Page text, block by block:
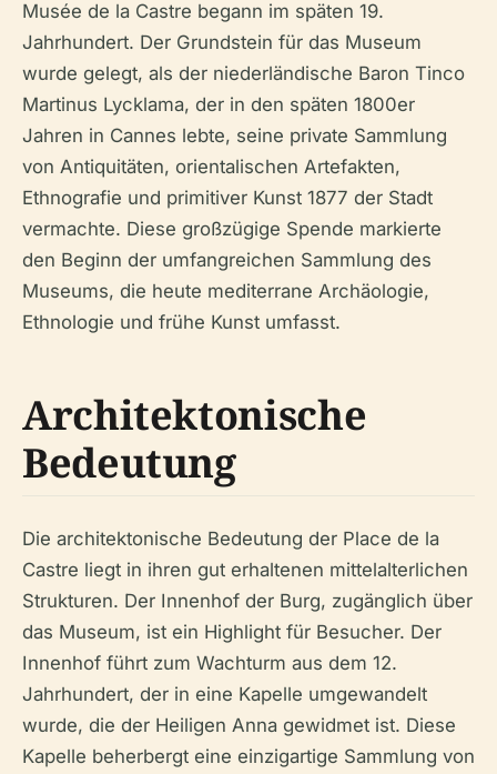
Musée de la Castre begann im späten 19.
Jahrhundert. Der Grundstein für das Museum
wurde gelegt, als der niederländische Baron Tinco
Martinus Lycklama, der in den späten 1800er
Jahren in Cannes lebte, seine private Sammlung
von Antiquitäten, orientalischen Artefakten,
Ethnografie und primitiver Kunst 1877 der Stadt
vermachte. Diese großzügige Spende markierte
den Beginn der umfangreichen Sammlung des
Museums, die heute mediterrane Archäologie,
Ethnologie und frühe Kunst umfasst.
Architektonische
Bedeutung
Die architektonische Bedeutung der Place de la
Castre liegt in ihren gut erhaltenen mittelalterlichen
Strukturen. Der Innenhof der Burg, zugänglich über
das Museum, ist ein Highlight für Besucher. Der
Innenhof führt zum Wachturm aus dem 12.
Jahrhundert, der in eine Kapelle umgewandelt
wurde, die der Heiligen Anna gewidmet ist. Diese
Kapelle beherbergt eine einzigartige Sammlung von